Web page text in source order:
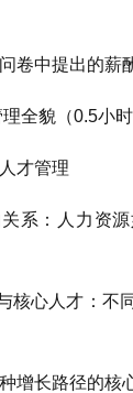
中提出的薪酬
貌（0.5小时
才管理
：人力资源
心人才：不
长路径的核